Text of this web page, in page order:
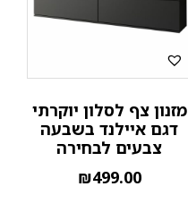
מזנון צף לסלון יוקרתי
דגם איילנד בשבעה
צבעים לבחירה
₪499.00